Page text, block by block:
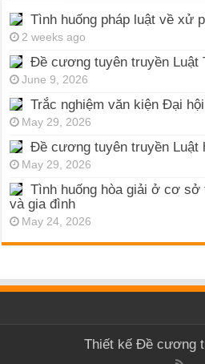
Tình huống pháp luật về xử
2 weeks ago
Đề cương tuyên truyền Luật
June 9, 2026
Trắc nghiệm văn kiện Đại
May 29, 2026
Đề cương tuyên truyền Luật
May 29, 2026
Tình huống hòa giải ở cơ
và gia đình
May 24, 2026
Thiết kế Đề cương